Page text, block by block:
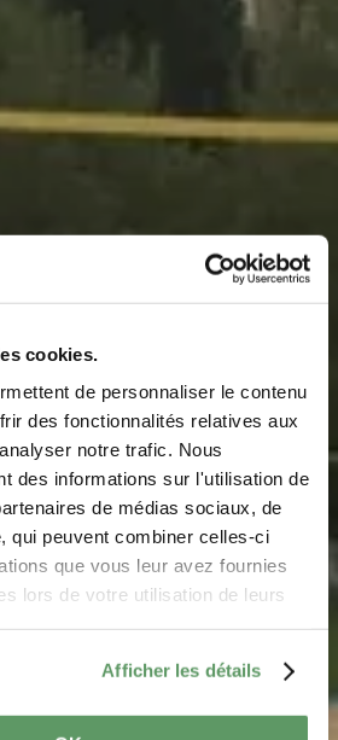
cookies.
de personnaliser le contenu
des fonctionnalités relatives aux
notre trafic. Nous
des informations sur l'utilisation de
de médias sociaux, de
qui peuvent combiner celles-ci
que vous leur avez fournies
lors de votre utilisation de leurs
Afficher les détails
de Beach
- Reisdorf
de l'Our, 9390 Reisdorf